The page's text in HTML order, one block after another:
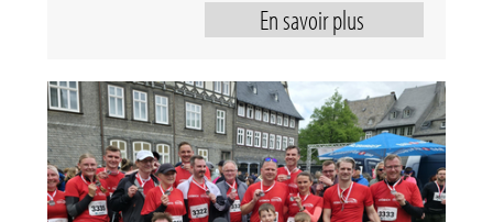
En savoir plus